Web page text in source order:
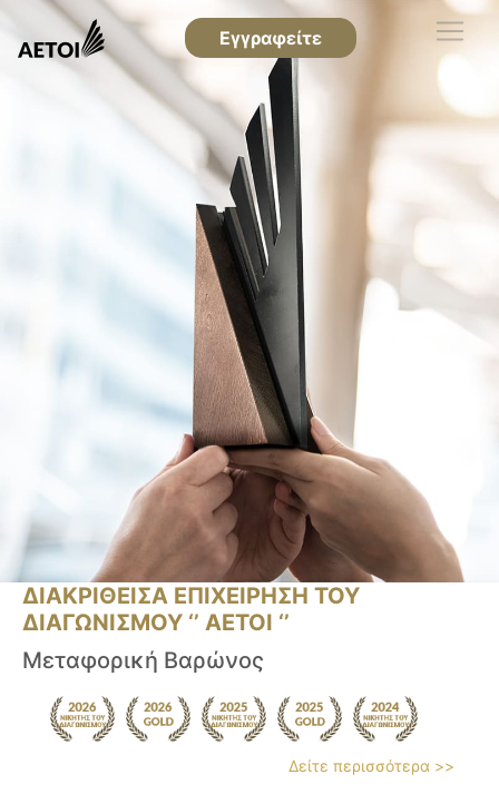
Εγγραφείτε
ΔΙΑΚΡΙΘΕΙΣΑ ΕΠΙΧΕΙΡΗΣΗ ΤΟΥ
ΔΙΑΓΩΝΙΣΜΟΥ ‘’ ΑΕΤΟΙ ‘’
Μεταφορική Βαρώνος
Δείτε περισσότερα >>